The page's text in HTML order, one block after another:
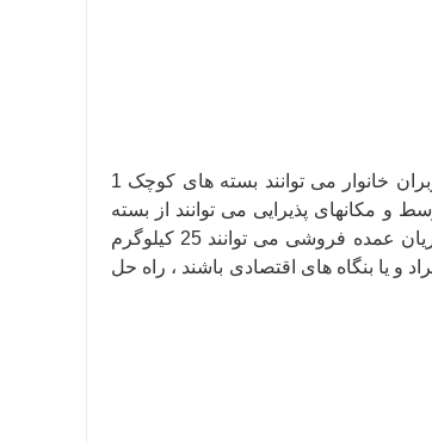
ما انواع مختلفی از مشخصات بسته بندی را برای رفع نیازهای مختلف ارائه می دهیم. کاربران خانوار می توانند بسته های کوچک 1
​​و مکانهای پذیرایی می توانند از بسته
های متوسط ​​10 کیلوگرم و 20 کیلوگرم برای کاهش فرکانس پر کردن استفاده کنند. مشتریان عمده فروشی می توانند 25 کیلوگرم
و یا بنگاه های اقتصادی باشند ، راه حل